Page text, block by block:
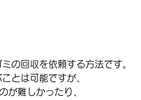
の回収を依頼する方法です。
とは可能ですが、
が難しかったり、